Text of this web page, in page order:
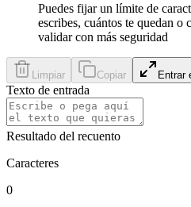
Puedes fijar un límite de
escribes, cuántos te quedan o
validar con más seguridad
Limpiar Copiar Entrar
Texto de entrada
Resultado del recuento
Caracteres
0